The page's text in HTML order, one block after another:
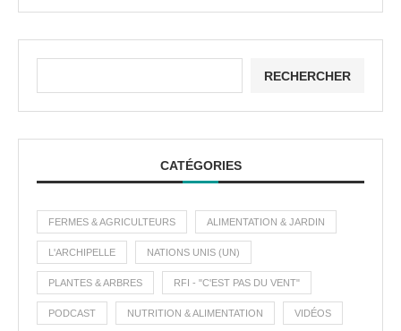
RECHERCHER
CATÉGORIES
FERMES & AGRICULTEURS ALIMENTATION & JARDIN
L'ARCHIPELLE NATIONS UNIS (UN)
PLANTES & ARBRES RFI - "C'EST PAS DU VENT"
PODCAST NUTRITION & ALIMENTATION VIDÉOS